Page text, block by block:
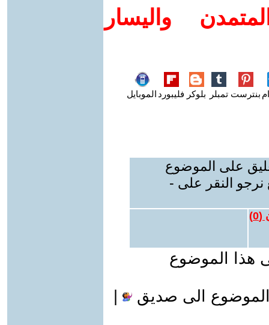
واليسار
بنترست تمبلر بلوكر فليبورد الموبايل
على الموضوع
نرجو النقر على -
(
0
)
هذا الموضوع
الى صديق